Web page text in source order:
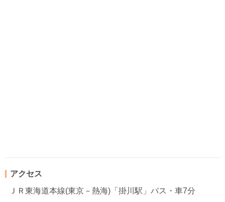
アクセス
ＪＲ東海道本線(東京－熱海)「掛川駅」バス・車7分